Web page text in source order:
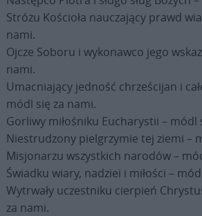
Stróżu Kościoła nauczający prawd
nami.
Ojcze Soboru i wykonawco jego
nami.
Umacniający jedność chrześcijan i
módl się za nami.
Gorliwy miłośniku Eucharystii – módl
Niestrudzony pielgrzymie tej ziemi –
Misjonarzu wszystkich narodów –
Świadku wiary, nadziei i miłości –
Wytrwały uczestniku cierpień
za nami.